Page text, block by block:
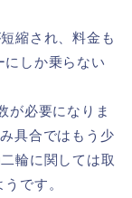
縮され、料金も
しか乗らない
が必要になりま
具合ではもう少
輪に関しては取
です。